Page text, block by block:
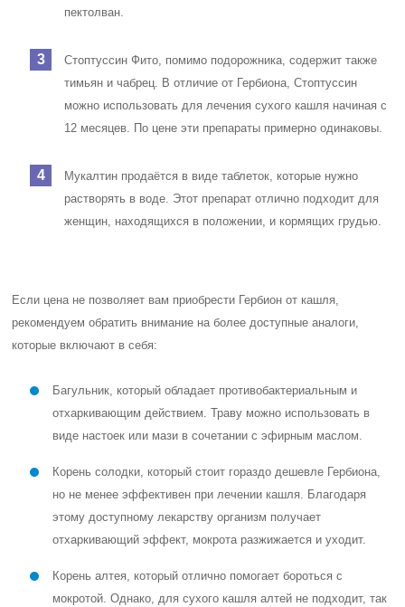
пектолван.
Стоптуссин Фито, помимо подорожника, содержит также
тимьян и чабрец. В отличие от Гербиона, Стоптуссин
можно использовать для лечения сухого кашля начиная с
12 месяцев. По цене эти препараты примерно одинаковы.
Мукалтин продаётся в виде таблеток, которые нужно
растворять в воде. Этот препарат отлично подходит для
женщин, находящихся в положении, и кормящих грудью.
Если цена не позволяет вам приобрести Гербион от кашля,
рекомендуем обратить внимание на более доступные аналоги,
которые включают в себя:
Багульник, который обладает противобактериальным и
отхаркивающим действием. Траву можно использовать в
виде настоек или мази в сочетании с эфирным маслом.
Корень солодки, который стоит гораздо дешевле Гербиона,
но не менее эффективен при лечении кашля. Благодаря
этому доступному лекарству организм получает
отхаркивающий эффект, мокрота разжижается и уходит.
Корень алтея, который отлично помогает бороться с
мокротой. Однако, для сухого кашля алтей не подходит, так